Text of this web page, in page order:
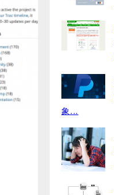
象...